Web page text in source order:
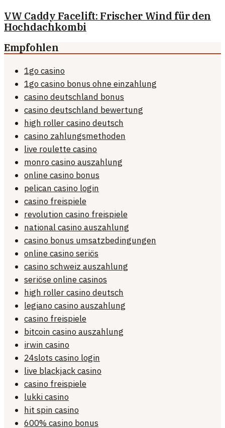
VW Caddy Facelift: Frischer Wind für den
Hochdachkombi
Empfohlen
1go casino
1go casino bonus ohne einzahlung
casino deutschland bonus
casino deutschland bewertung
high roller casino deutsch
casino zahlungsmethoden
live roulette casino
monro casino auszahlung
online casino bonus
pelican casino login
casino freispiele
revolution casino freispiele
national casino auszahlung
casino bonus umsatzbedingungen
online casino seriös
casino schweiz auszahlung
seriöse online casinos
high roller casino deutsch
legiano casino auszahlung
casino freispiele
bitcoin casino auszahlung
irwin casino
24slots casino login
live blackjack casino
casino freispiele
lukki casino
hit spin casino
600% casino bonus